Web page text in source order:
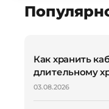
Как хранить
длительному
03.08.2026